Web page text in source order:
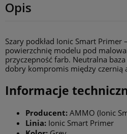
Opis
Szary podkład Ionic Smart
powierzchnię modelu pod
przyczepność farb. Neutralna
dobry kompromis między czernią
Informacje
Producent: AMMO (Ionic
Linia: Ionic Smart Primer